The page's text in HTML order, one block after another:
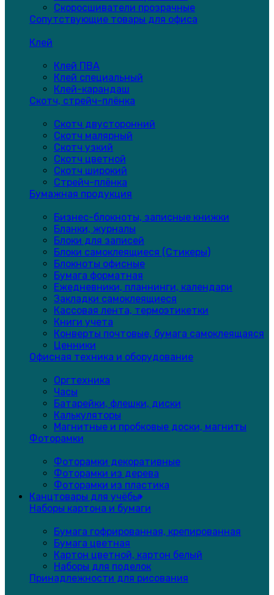
Скоросшиватели прозрачные
Сопутствующие товары для офиса
Клей
Клей ПВА
Клей специальный
Клей-карандаш
Скотч, стрейч-плёнка
Скотч двусторонний
Скотч малярный
Скотч узкий
Скотч цветной
Скотч широкий
Стрейч-плёнка
Бумажная продукция
Бизнес-блокноты, записные книжки
Бланки, журналы
Блоки для записей
Блоки самоклеящиеся (Стикеры)
Блокноты офисные
Бумага форматная
Ежедневники, планнинги, календари
Закладки самоклеящиеся
Кассовая лента, термоэтикетки
Книги учета
Конверты почтовые, бумага самоклеящаяся
Ценники
Офисная техника и оборудование
Оргтехника
Часы
Батарейки, флешки, диски
Калькуляторы
Магнитные и пробковые доски, магниты
Фоторамки
Фоторамки декоративные
Фоторамки из дерева
Фоторамки из пластика
Канцтовары для учёбы
Наборы картона и бумаги
Бумага гофрированная, крепированная
Бумага цветная
Картон цветной, картон белый
Наборы для поделок
Принадлежности для рисования